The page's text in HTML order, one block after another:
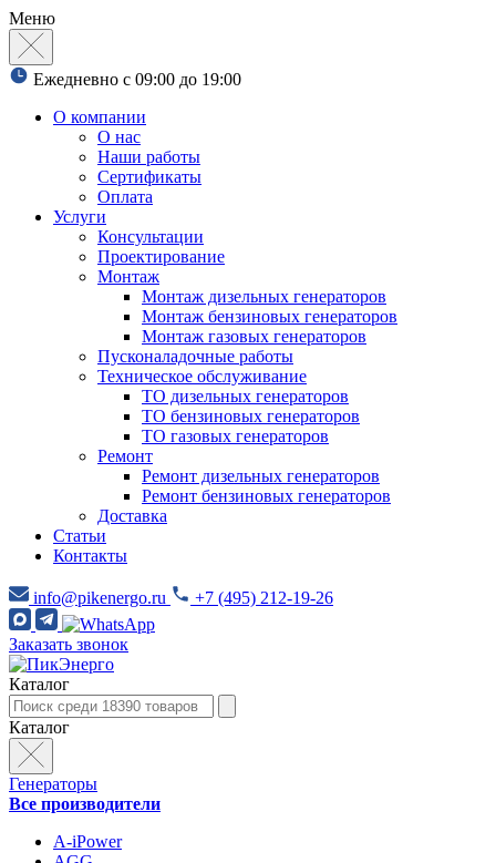
Меню
Ежедневно с 09:00 до 19:00
О компании
О нас
Наши работы
Сертификаты
Оплата
Услуги
Консультации
Проектирование
Монтаж
Монтаж дизельных генераторов
Монтаж бензиновых генераторов
Монтаж газовых генераторов
Пусконаладочные работы
Техническое обслуживание
ТО дизельных генераторов
ТО бензиновых генераторов
ТО газовых генераторов
Ремонт
Ремонт дизельных генераторов
Ремонт бензиновых генераторов
Доставка
Статьи
Контакты
info@pikenergo.ru +7 (495) 212-19-26
Заказать звонок
Каталог
Каталог
Генераторы
Все производители
A-iPower